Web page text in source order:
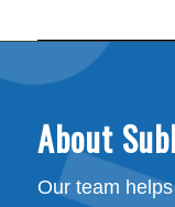
About
Our team